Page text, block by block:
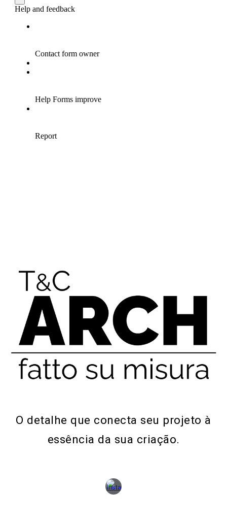
O detalhe que conecta seu projeto à
essência da sua criação.